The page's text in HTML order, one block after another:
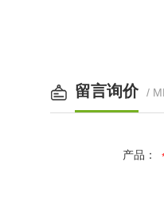
留言询价 /
产品：